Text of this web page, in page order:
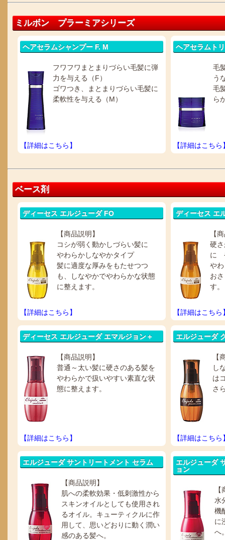
ミルボン プラーミアシリーズ
ヘアセラムシャンプー F. M
フワフワまとまりづらい毛髪に弾
力を与える（F）
ゴワつき、まとまりづらい毛髪に
柔軟性を与える（M）
【詳細はこちら】
ヘアセラムト
毛
う
毛
ら
【詳細はこちら
ベース剤
ディーセス エルジューダ FO
【商品説明】
コシが弱く動かしづらい髪に
やわらかしなやかタイプ
髪に適度な厚みをもたせつつ
も、しなやかでやわらかな状態
に整えます。
【詳細はこちら】
ディーセス エ
【
硬
に
や
お
す。
【詳細はこちら
ディーセス エルジューダ エマルジョン＋
【商品説明】
普通～太い髪に硬さのある髪を
やわらかで扱いやすい素直な状
態に整えます。
【詳細はこちら】
エルジューダ
【
し
は
さ
【詳細はこちら
エルジューダ サントリートメント セラム
【商品説明】
肌への柔軟効果・低刺激性から
スキンオイルとしても使用され
るオイル。キューティクルに作
用して、思いどおりに動く潤い
感のある髪へ。
エルジューダ
ョン
水
機
に
へ